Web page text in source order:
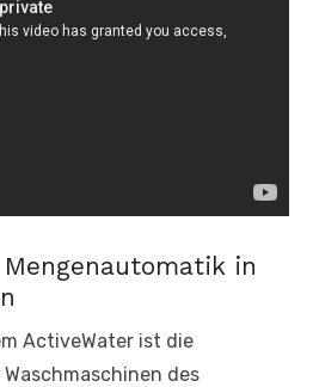
in
ActiveWater ist die
des